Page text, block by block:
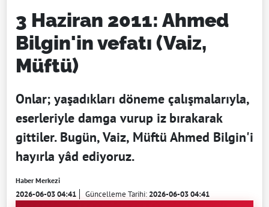
3 Haziran 2011: Ahmed
Bilgin'in vefatı (Vaiz,
Müftü)
Onlar; yaşadıkları döneme çalışmalarıyla,
eserleriyle damga vurup iz bırakarak
gittiler. Bugün, Vaiz, Müftü Ahmed Bilgin'i
hayırla yâd ediyoruz.
Haber Merkezi
2026-06-03 04:41 Güncelleme Tarihi:2026-06-03 04:41